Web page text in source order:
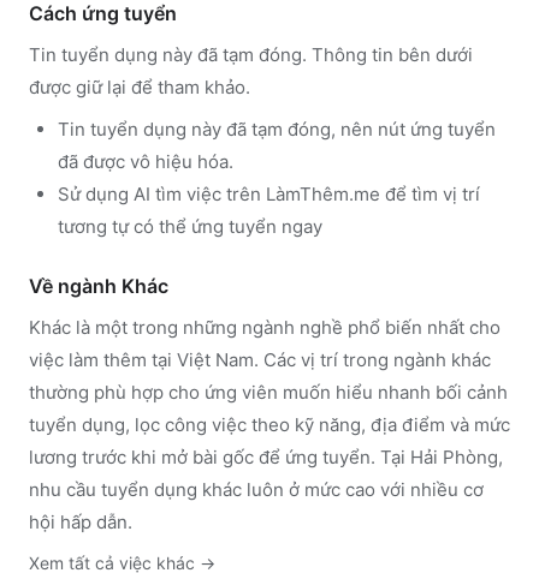
Cách ứng tuyển
Tin tuyển dụng này đã tạm đóng. Thông tin bên dưới
được giữ lại để tham khảo.
Tin tuyển dụng này đã tạm đóng, nên nút ứng tuyển
đã được vô hiệu hóa.
Sử dụng AI tìm việc trên LàmThêm.me để tìm vị trí
tương tự có thể ứng tuyển ngay
Về ngành Khác
Khác là một trong những ngành nghề phổ biến nhất cho
việc làm thêm tại Việt Nam. Các vị trí trong ngành khác
thường phù hợp cho ứng viên muốn hiểu nhanh bối cảnh
tuyển dụng, lọc công việc theo kỹ năng, địa điểm và mức
lương trước khi mở bài gốc để ứng tuyển. Tại Hải Phòng,
nhu cầu tuyển dụng khác luôn ở mức cao với nhiều cơ
hội hấp dẫn.
Xem tất cả việc khác →